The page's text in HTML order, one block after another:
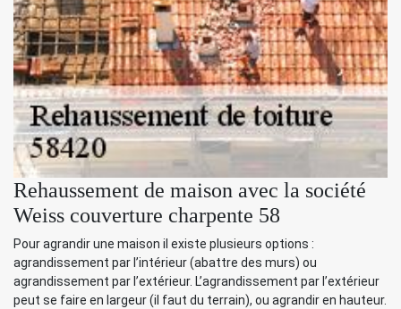
Rehaussement de maison avec la société
Weiss couverture charpente 58
Pour agrandir une maison il existe plusieurs options :
agrandissement par l’intérieur (abattre des murs) ou
agrandissement par l’extérieur. L’agrandissement par l’extérieur
peut se faire en largeur (il faut du terrain), ou agrandir en hauteur.